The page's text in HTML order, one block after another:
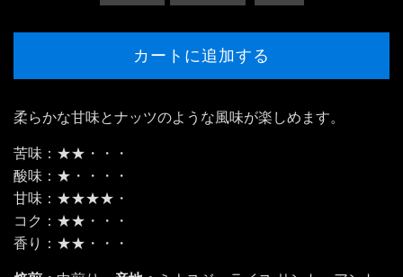
カートに追加する
柔らかな甘味とナッツのような風味が楽しめます。
苦味：★★・・・
酸味：★・・・・
甘味：★★★★・
コク：★★・・・
香り：★★・・・